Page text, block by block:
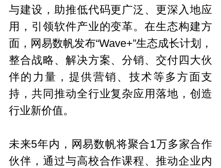
与建设，助推低代码更广泛、更深入地应
用，引领软件产业的变革。在生态构建方
面，网易数帆发布“Wave+”生态成长计划，
整合战略、解决方案、分销、交付四大伙
伴的力量，提供营销、技术等多方面支
持，共同推动全行业复杂应用落地，创造
行业新价值。
未来5年内，网易数帆将聚合1万多家合作
伙伴，通过与高校合作课程、推动企业内